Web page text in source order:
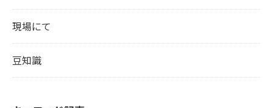
現場にて
豆知識